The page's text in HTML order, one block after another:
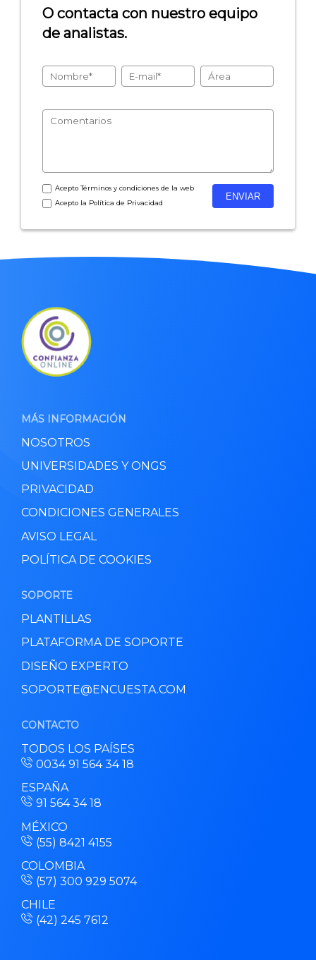
- Encuestas de NPS
- Encuestas de recursos humanos
- Inteligencia artificial
- Marketing y encuestas
O contacta con nuestro equipo
de analistas.
AceptoTérminos y condicionesde la web
Acepto la Política de Privacidad
MÁS INFORMACIÓN
NOSOTROS
UNIVERSIDADES Y ONGS
PRIVACIDAD
CONDICIONES GENERALES
AVISO LEGAL
POLÍTICA DE COOKIES
SOPORTE
PLANTILLAS
PLATAFORMA DE SOPORTE
DISEÑO EXPERTO
SOPORTE@ENCUESTA.COM
CONTACTO
TODOS LOS PAÍSES
0034 91 564 34 18
ESPAÑA
91 564 34 18
MÉXICO
(55) 8421 4155
COLOMBIA
(57) 300 929 5074
CHILE
(42) 245 7612